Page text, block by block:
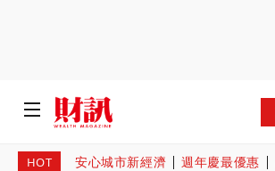
HOT 安心城市新經濟 週年慶最優惠